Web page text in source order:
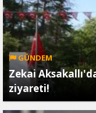
GÜNDEM
Zekai
ziyareti!